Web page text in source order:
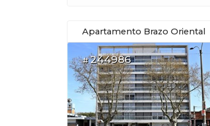
Apartamento Brazo Oriental
#244986